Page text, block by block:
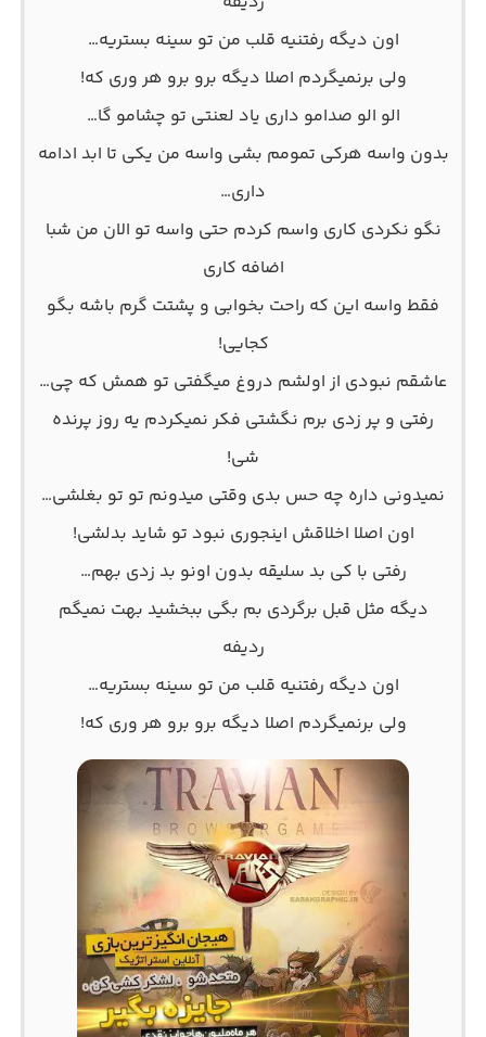
اون دیگه رفتنیه قلب من تو سینه بستریه…
ولی برنمیگردم اصلا دیگه برو برو هر وری که!
الو الو صدامو داری یاد لعنتی تو چشامو گا…
بدون واسه هرکی تمومم بشی واسه من یکی تا ابد ادامه
داری…
نگو نکردی کاری واسم کردم حتی واسه تو الان من شبا
اضافه کاری
فقط واسه این که راحت بخوابی و پشتت گرم باشه بگو
کجایی!
عاشقم نبودی از اولشم دروغ میگفتی تو همش که چی…
رفتی و پر زدی برم نگشتی فکر نمیکردم یه روز پرنده
شی!
نمیدونی داره چه حس بدی وقتی میدونم تو تو بغلشی…
اون اصلا اخلاقش اینجوری نبود تو شاید بدلشی!
رفتی با کی بد سلیقه بدون اونو بد زدی بهم…
دیگه مثل قبل برگردی بم بگی ببخشید بهت نمیگم
ردیفه
اون دیگه رفتنیه قلب من تو سینه بستریه…
ولی برنمیگردم اصلا دیگه برو برو هر وری که!